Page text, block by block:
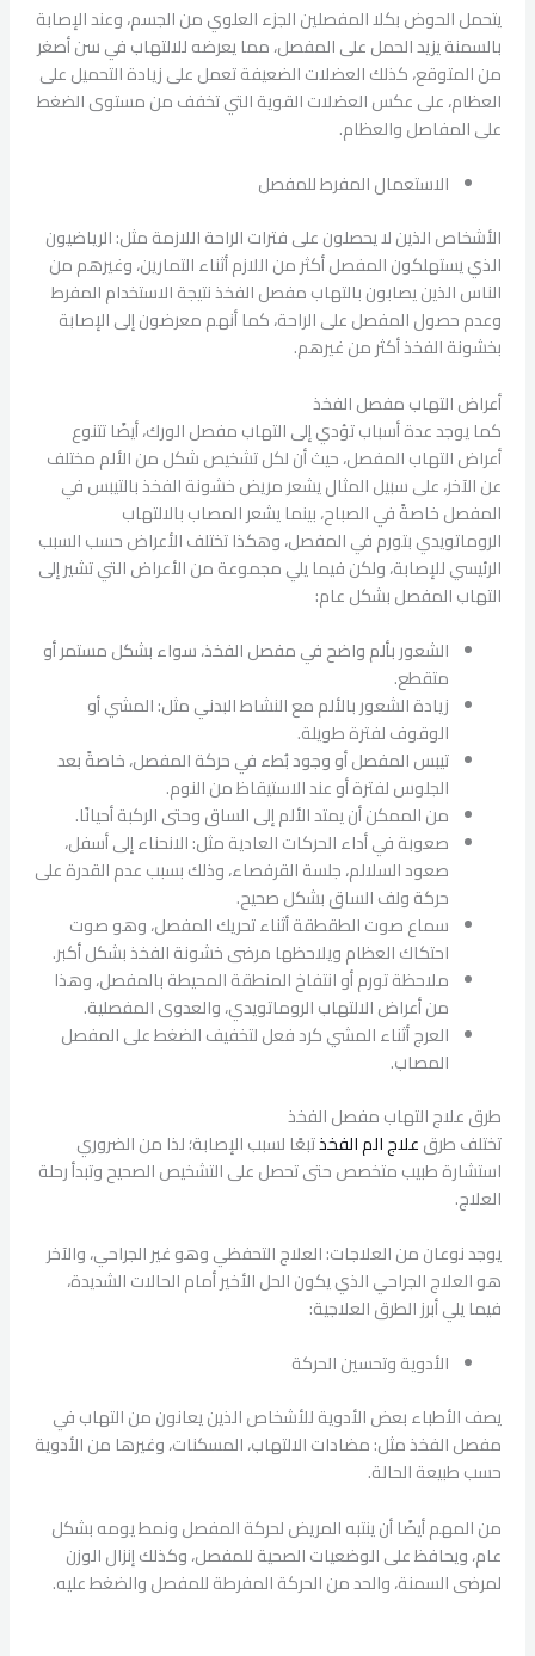
يتحمل الحوض بكلا المفصلين الجزء العلوي من الجسم، وعند الإصابة
بالسمنة يزيد الحمل على المفصل، مما يعرضه للالتهاب في سن أصغر
من المتوقع، كذلك العضلات الضعيفة تعمل على زيادة التحميل على
العظام، على عكس العضلات القوية التي تخفف من مستوى الضغط
على المفاصل والعظام.
الاستعمال المفرط للمفصل
الأشخاص الذين لا يحصلون على فترات الراحة اللازمة مثل: الرياضيون
الذي يستهلكون المفصل أكثر من اللازم أثناء التمارين، وغيرهم من
الناس الذين يصابون بالتهاب مفصل الفخذ نتيجة الاستخدام المفرط
وعدم حصول المفصل على الراحة، كما أنهم معرضون إلى الإصابة
بخشونة الفخذ أكثر من غيرهم.
أعراض التهاب مفصل الفخذ
كما يوجد عدة أسباب تؤدي إلى التهاب مفصل الورك، أيضًا تتنوع
أعراض التهاب المفصل، حيث أن لكل تشخيص شكل من الألم مختلف
عن الآخر، على سبيل المثال يشعر مريض خشونة الفخذ بالتيبس في
المفصل خاصةً في الصباح، بينما يشعر المصاب بالالتهاب
الروماتويدي بتورم في المفصل، وهكذا تختلف الأعراض حسب السبب
الرئيسي للإصابة، ولكن فيما يلي مجموعة من الأعراض التي تشير إلى
التهاب المفصل بشكل عام:
الشعور بألم واضح في مفصل الفخذ، سواء بشكل مستمر أو
متقطع.
زيادة الشعور بالألم مع النشاط البدني مثل: المشي أو
الوقوف لفترة طويلة.
تيبس المفصل أو وجود بُطء في حركة المفصل، خاصةً بعد
الجلوس لفترة أو عند الاستيقاظ من النوم.
من الممكن أن يمتد الألم إلى الساق وحتى الركبة أحيانًا.
صعوبة في أداء الحركات العادية مثل: الانحناء إلى أسفل،
صعود السلالم، جلسة القرفصاء، وذلك بسبب عدم القدرة على
حركة ولف الساق بشكل صحيح.
سماع صوت الطقطقة أثناء تحريك المفصل، وهو صوت
احتكاك العظام ويلاحظها مرضى خشونة الفخذ بشكل أكبر.
ملاحظة تورم أو انتفاخ المنطقة المحيطة بالمفصل، وهذا
من أعراض الالتهاب الروماتويدي، والعدوى المفصلية.
العرج أثناء المشي كرد فعل لتخفيف الضغط على المفصل
المصاب.
طرق علاج التهاب مفصل الفخذ
تختلف طرقعلاجالمالفخذتبعًا لسبب الإصابة؛ لذا من الضروري
استشارة طبيب متخصص حتى تحصل على التشخيص الصحيح وتبدأ رحلة
العلاج.
يوجد نوعان من العلاجات: العلاج التحفظي وهو غير الجراحي، والآخر
هو العلاج الجراحي الذي يكون الحل الأخير أمام الحالات الشديدة،
فيما يلي أبرز الطرق العلاجية:
الأدوية وتحسين الحركة
يصف الأطباء بعض الأدوية للأشخاص الذين يعانون من التهاب في
مفصل الفخذ مثل: مضادات الالتهاب، المسكنات، وغيرها من الأدوية
حسب طبيعة الحالة.
من المهم أيضًا أن ينتبه المريض لحركة المفصل ونمط يومه بشكل
عام، ويحافظ على الوضعيات الصحية للمفصل، وكذلك إنزال الوزن
لمرضى السمنة، والحد من الحركة المفرطة للمفصل والضغط عليه.